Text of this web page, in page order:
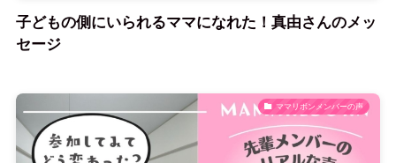
子どもの側にいられるママになれた！真由さんのメッ
セージ
ママリボンメンバーの声